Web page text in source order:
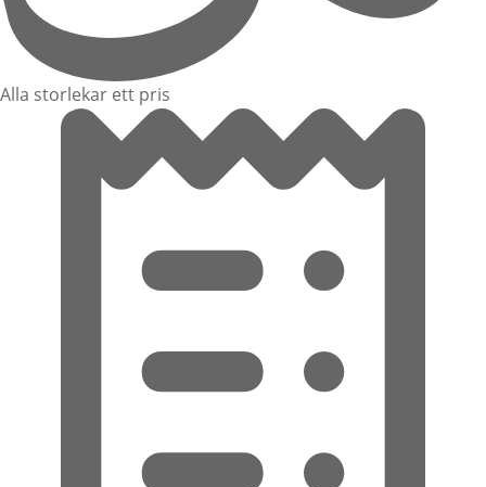
Alla storlekar ett pris